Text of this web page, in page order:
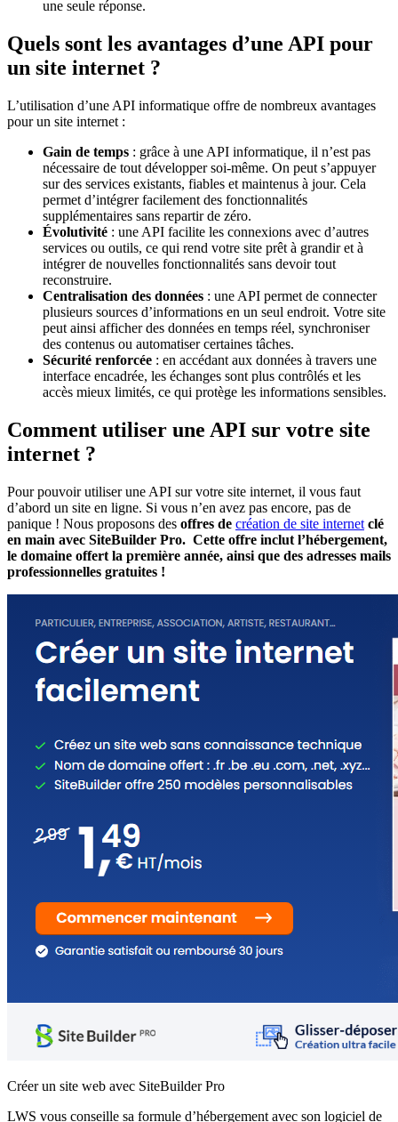
une seule réponse.
Quels sont les avantages d’une API pour
un site internet ?
L’utilisation d’une API informatique offre de nombreux avantages
pour un site internet :
Gain de temps : grâce à une API informatique, il n’est pas
nécessaire de tout développer soi-même. On peut s’appuyer
sur des services existants, fiables et maintenus à jour. Cela
permet d’intégrer facilement des fonctionnalités
supplémentaires sans repartir de zéro.
Évolutivité : une API facilite les connexions avec d’autres
services ou outils, ce qui rend votre site prêt à grandir et à
intégrer de nouvelles fonctionnalités sans devoir tout
reconstruire.
Centralisation des données : une API permet de connecter
plusieurs sources d’informations en un seul endroit. Votre site
peut ainsi afficher des données en temps réel, synchroniser
des contenus ou automatiser certaines tâches.
Sécurité renforcée : en accédant aux données à travers une
interface encadrée, les échanges sont plus contrôlés et les
accès mieux limités, ce qui protège les informations sensibles.
Comment utiliser une API sur votre site
internet ?
Pour pouvoir utiliser une API sur votre site internet, il vous faut
d’abord un site en ligne. Si vous n’en avez pas encore, pas de
panique ! Nous proposons des offres de création de site internet clé
en main avec SiteBuilder Pro. Cette offre inclut l’hébergement,
le domaine offert la première année, ainsi que des adresses mails
professionnelles gratuites !
Créer un site web avec SiteBuilder Pro
LWS vous conseille sa formule d’hébergement avec son logiciel de